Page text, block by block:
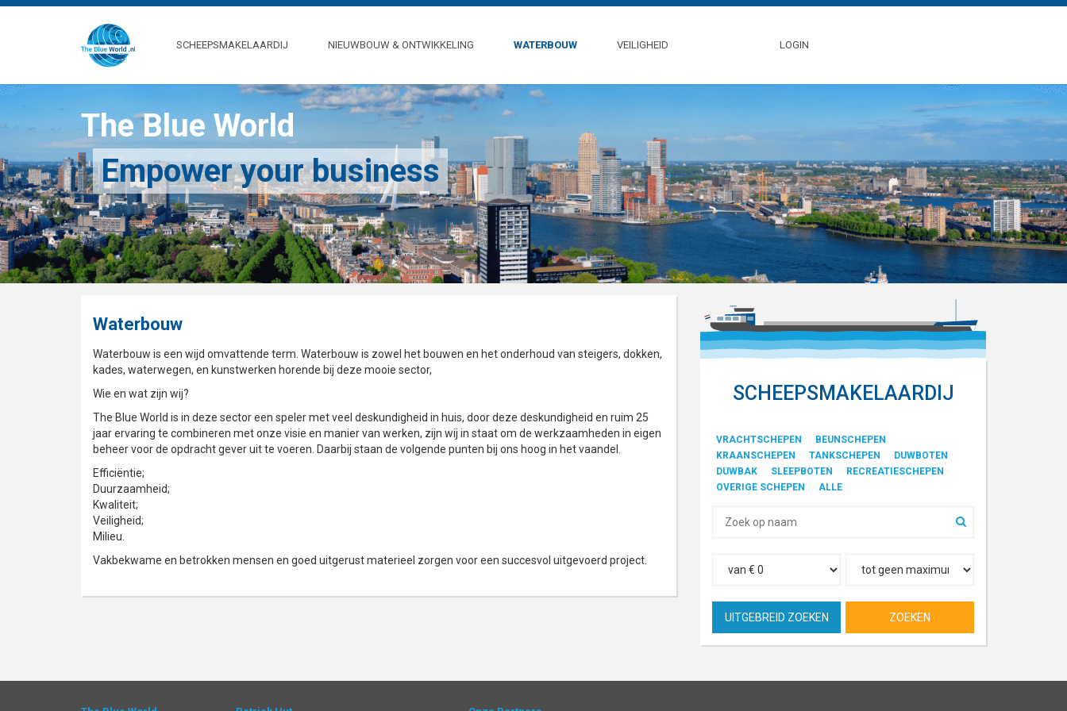
The Blue World
Empower your business
SCHEEPSMAKELAARDIJ NIEUWBOUW & ONTWIKKELING WATERBOUW VEILIGHEID LOGIN
Waterbouw
Waterbouw is een wijd omvattende term. Waterbouw is zowel het bouwen en het onderhoud van steigers, dokken,
kades, waterwegen, en kunstwerken horende bij deze mooie sector,
Wie en wat zijn wij?
The Blue World is in deze sector een speler met veel deskundigheid in huis, door deze deskundigheid en ruim 25
jaar ervaring te combineren met onze visie en manier van werken, zijn wij in staat om de werkzaamheden in eigen
beheer voor de opdracht gever uit te voeren. Daarbij staan de volgende punten bij ons hoog in het vaandel.
Efficiëntie;
Duurzaamheid;
Kwaliteit;
Veiligheid;
Milieu.
Vakbekwame en betrokken mensen en goed uitgerust materieel zorgen voor een succesvol uitgevoerd project.
SCHEEPSMAKELAARDIJ
VRACHTSCHEPEN
BEUNSCHEPEN
KRAANSCHEPEN
TANKSCHEPEN
DUWBOTEN
DUWBAK
SLEEPBOTEN
RECREATIESCHEPEN
OVERIGE SCHEPEN
ALLE
UITGEBREID ZOEKEN